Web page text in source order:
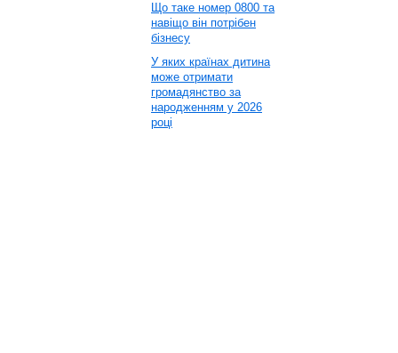
Що таке номер 0800 та
навіщо він потрібен
бізнесу
У яких країнах дитина
може отримати
громадянство за
народженням у 2026
році